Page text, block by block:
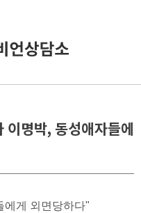
명박, 동성애자들에
에게 외면당하다"